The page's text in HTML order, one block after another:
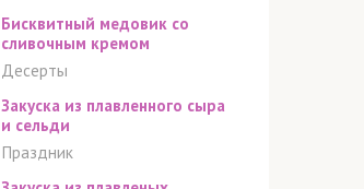
Бисквитный медовик со
сливочным кремом
Десерты
Закуска из плавленного сыра
и сельди
Праздник